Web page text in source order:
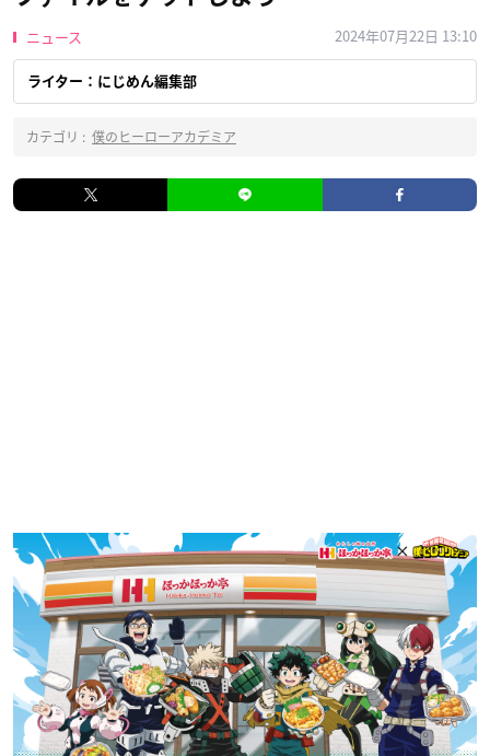
ニュース 2024年07月22日 13:10
ライター：にじめん編集部
カテゴリ : 僕のヒーローアカデミア